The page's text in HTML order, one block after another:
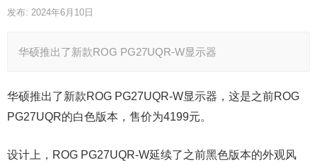
发布: 2024年6月10日
华硕推出了新款ROG PG27UQR-W显示器
华硕推出了新款ROG PG27UQR-W显示器，这是之前ROG
PG27UQR的白色版本，售价为4199元。
设计上，ROG PG27UQR-W延续了之前黑色版本的外观风